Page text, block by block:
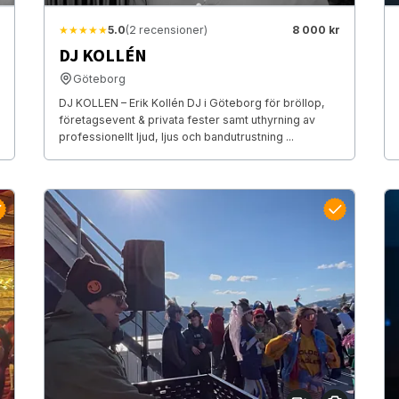
★★★★★5.0(2 recensioner) 8 000 kr
DJ KOLLÉN
Göteborg
DJ KOLLEN – Erik Kollén DJ i Göteborg för bröllop,
företagsevent & privata fester samt uthyrning av
professionellt ljud, ljus och bandutrustning ...